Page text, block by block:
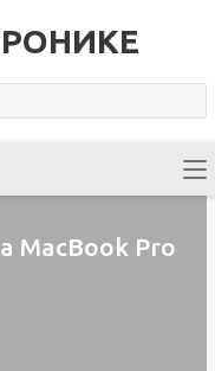
MacBook Pro